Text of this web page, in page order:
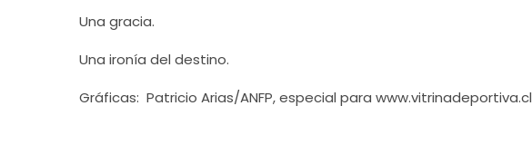
Una gracia.
Una ironía del destino.
Gráficas: Patricio Arias/ANFP, especial para www.vitrinadeportiva.cl